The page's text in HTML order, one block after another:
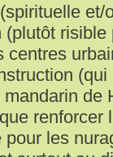
et/
(plutôt
centres
de
renforcer
les